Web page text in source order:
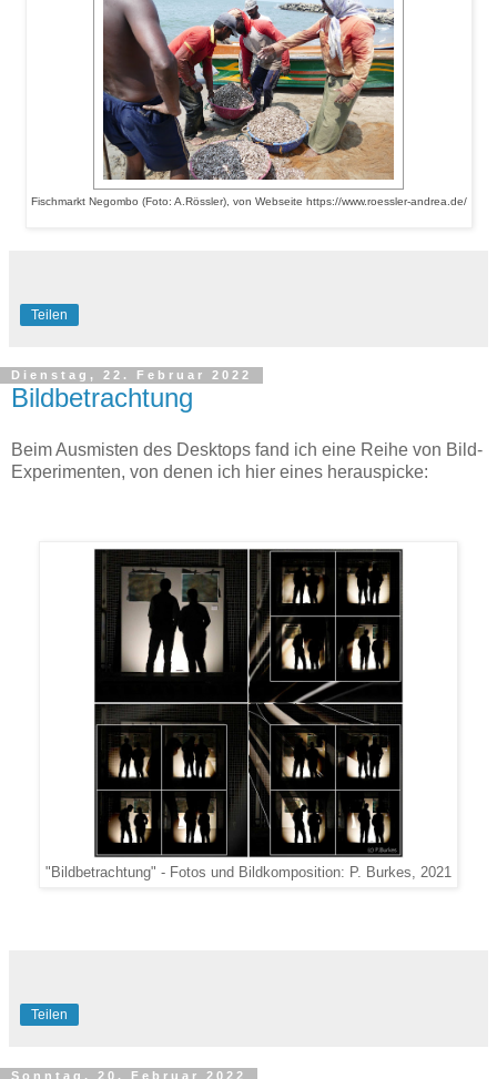
Fischmarkt Negombo (Foto: A.Rössler), von Webseite https://www.roessler-andrea.de/
Teilen
Dienstag, 22. Februar 2022
Bildbetrachtung
Beim Ausmisten des Desktops fand ich eine Reihe von Bild-
Experimenten, von denen ich hier eines herauspicke:
"Bildbetrachtung" - Fotos und Bildkomposition: P. Burkes, 2021
Teilen
Sonntag, 20. Februar 2022